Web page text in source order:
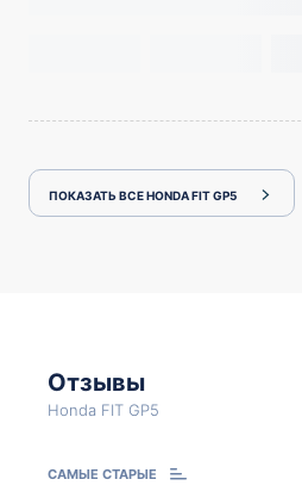
ПОКАЗАТЬ ВСЕ HONDA FIT GP5
Отзывы
Honda FIT GP5
САМЫЕ СТАРЫЕ